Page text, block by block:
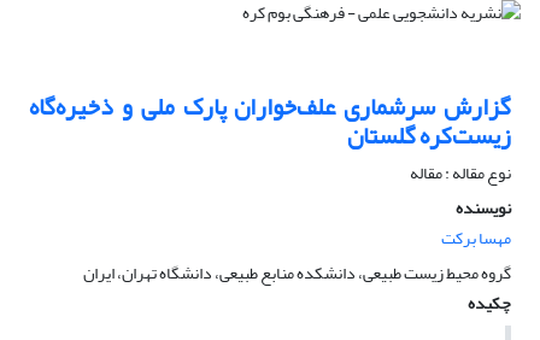
گزارش سرشماری علف‌خواران پارک ملی و ذخیره‌گاه
زیست‌کره گلستان
نوع مقاله : مقاله
نویسنده
مهسا برکت
گروه محیط زیست طبیعی، دانشکده منابع طبیعی، دانشگاه تهران، ایران
چکیده